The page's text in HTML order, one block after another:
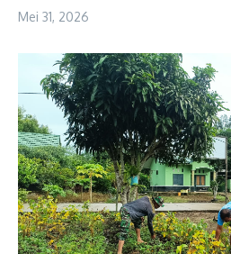
Mei 31, 2026